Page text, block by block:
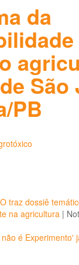
da
São
PB
traz dossiê
na agricultura |
é Experimento'